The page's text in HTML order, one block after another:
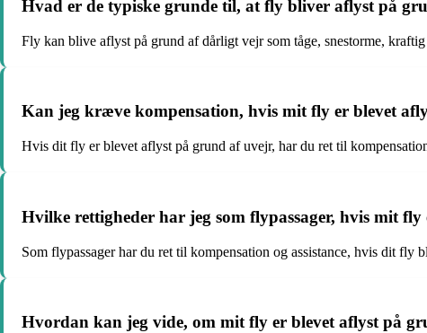
Hvad er de typiske grunde til, at fly bliver aflyst på
Fly kan blive aflyst på grund af dårligt vejr som tåge, snestorme,
Kan jeg kræve kompensation, hvis mit fly er blevet
Hvis dit fly er blevet aflyst på grund af uvejr, har du ret til
Hvilke rettigheder har jeg som flypassager, hvis mit
Som flypassager har du ret til kompensation og assistance, hvis dit
Hvordan kan jeg vide, om mit fly er blevet aflyst på